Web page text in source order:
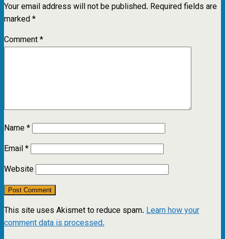
Your email address will not be published. Required fields are
marked*
Comment*
Name*
Email*
Website
This site uses Akismet to reduce spam. Learn how your
comment data is processed.